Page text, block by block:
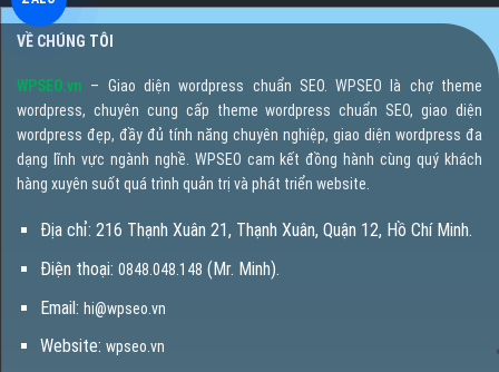
VỀ CHÚNG TÔI
WPSEO.vn – Giao diện wordpress chuẩn SEO. WPSEO là chợ theme
wordpress, chuyên cung cấp theme wordpress chuẩn SEO, giao diện
wordpress đẹp, đầy đủ tính năng chuyên nghiệp, giao diện wordpress đa
dạng lĩnh vực ngành nghề. WPSEO cam kết đồng hành cùng quý khách
hàng xuyên suốt quá trình quản trị và phát triển website.
Địa chỉ: 216 Thạnh Xuân 21, Thạnh Xuân, Quận 12, Hồ Chí Minh.
Điện thoại: 0848.048.148 (Mr. Minh).
Email: hi@wpseo.vn
Website: wpseo.vn